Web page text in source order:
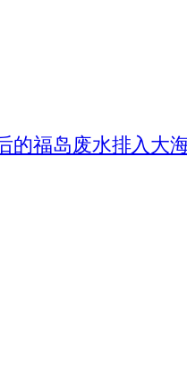
的福岛废水排入大